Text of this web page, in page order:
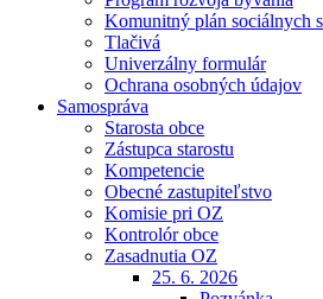
Komunitný plán sociálnych
Tlačivá
Univerzálny formulár
Ochrana osobných údajov
Samospráva
Starosta obce
Zástupca starostu
Kompetencie
Obecné zastupiteľstvo
Komisie pri OZ
Kontrolór obce
Zasadnutia OZ
25. 6. 2026